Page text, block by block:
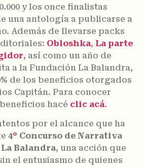
y los once finalistas
una antología a publicarse a
Además de llevarse packs
Obloshka, La parte
, así como un año de
a la Fundación La Balandra,
de los beneficios otorgados
Capitán. Para conocer
hacé clic acá.
por el alcance que ha
4° Concurso de Narrativa
Balandra, una acción que
el entusiasmo de quienes